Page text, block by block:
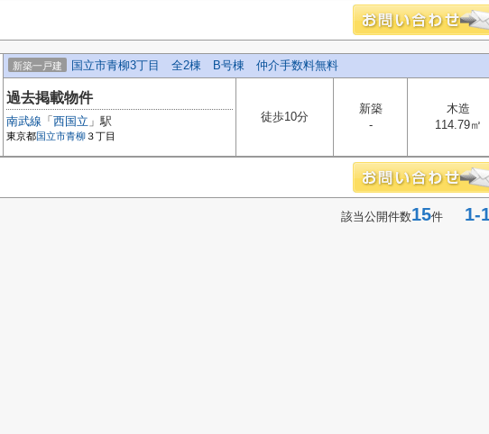
新築一戸建 国立市青柳3丁目 全2棟 B号棟 仲介手数料無料
過去掲載物件
南武線 「 西国立 」駅
東京都国立市青柳 ３丁目
徒歩10分
新築
-
木造
114.79㎡
該当公開件数15件 1-